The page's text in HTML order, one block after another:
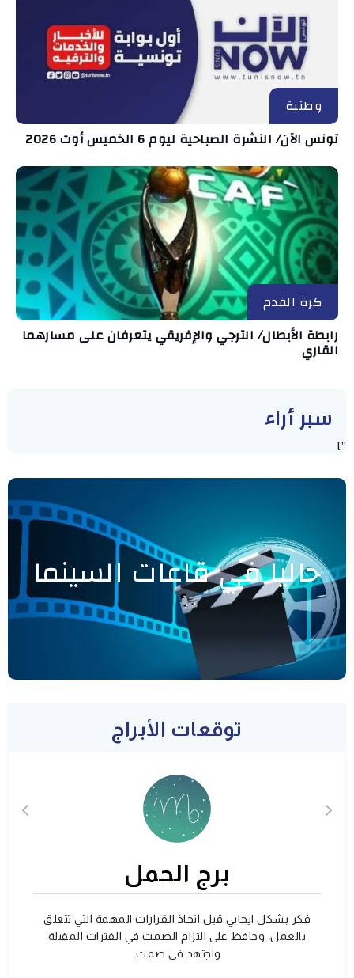
وطنية
تونس الآن/ النشرة الصباحية ليوم 6 الخميس أوت 2026
كرة القدم
رابطة الأبطال/ الترجي والإفريقي يتعرفان على مسارهما
القاري
سبر أراء
"]
حاليا في قاعات السينما
توقعات الأبراج
برج الحمل
فكر بشكل ايجابي قبل اتخاذ القرارات المهمة التي تتعلق
بالعمل، وحافظ على التزام الصمت في الفترات المقبلة
واجتهد في صمت.